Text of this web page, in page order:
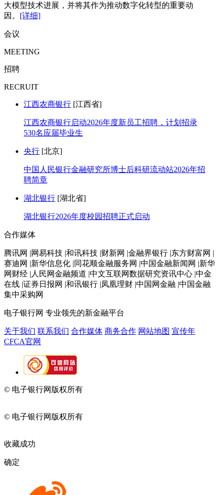
大模型技术进展，并将其作为推动数字化转型的重要动
因。 [详细]
会议
MEETING
招聘
RECRUIT
江西农商银行 [江西省]
江西农商银行启动2026年度新员工招聘，计划招录
530名应届毕业生
央行 [北京]
中国人民银行金融研究所博士后科研流动站2026年招
聘简章
湖北银行 [湖北省]
湖北银行2026年度校园招聘正式启动
合作媒体
腾讯网 |网易科技 |和讯科技 |财新网 |金融界银行 |东方财富网 |
赛迪网 |新华信息化 |同花顺金融服务网 |中国金融新闻网 |新华
网财经 |人民网金融频道 |中文互联网数据研究资讯中心 |中金
在线 |证券日报网 |和讯银行 |凤凰理财 |中国网金融 |中国金融
集中采购网
电子银行网 专业领先的新金融平台
关于我们 联系我们 合作媒体 商务合作 网站地图 宣传年
CFCA官网
© 电子银行网版权所有
© 电子银行网版权所有
收藏成功
确定